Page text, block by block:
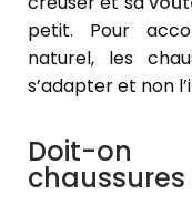
petit. Pour
naturel, les
s’adapter et non
Doit-on
chaussures